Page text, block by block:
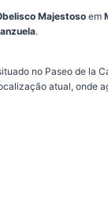
Majestosoem
.
no Paseo de la
atual, onde